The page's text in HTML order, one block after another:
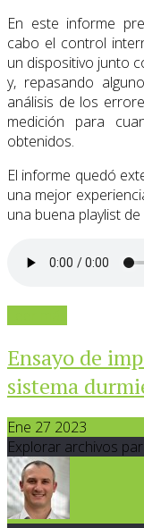
En este informe
cabo el control
un dispositivo junto
y, repasando
análisis de los
medición para
obtenidos.
El informe quedó
una mejor
una buena playlist
Ensayo de
sistema
Ene 27 2023
Explorar archivos